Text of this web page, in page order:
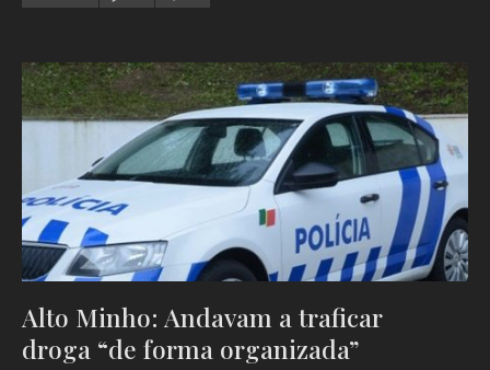
Alto Minho: Andavam a traficar
droga “de forma organizada”